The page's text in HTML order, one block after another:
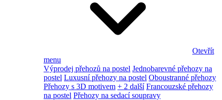
Otevřít
menu
Výprodej přehozů na postel Jednobarevné přehozy na
postel Luxusní přehozy na postel Oboustranné přehozy
Přehozy s 3D motivem + 2 další Francouzské přehozy
na postel Přehozy na sedací soupravy